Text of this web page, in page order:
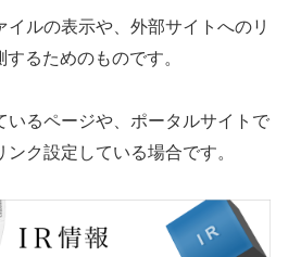
ルの表示や、外部サイトへのリ
るためのものです。
いるページや、ポータルサイトで
ク設定している場合です。